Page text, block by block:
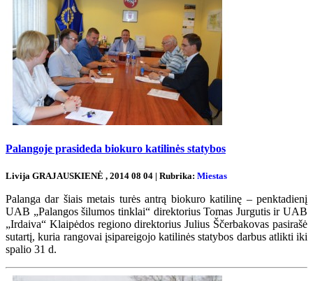
Palangoje prasideda biokuro katilinės statybos
Livija GRAJAUSKIENĖ , 2014 08 04 | Rubrika: Miestas
Palanga dar šiais metais turės antrą biokuro katilinę – penktadienį
UAB „Palangos šilumos tinklai“ direktorius Tomas Jurgutis ir UAB
„Irdaiva“ Klaipėdos regiono direktorius Julius Ščerbakovas pasirašė
sutartį, kuria rangovai įsipareigojo katilinės statybos darbus atlikti iki
spalio 31 d.